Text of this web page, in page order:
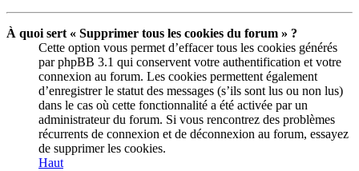
À quoi sert « Supprimer tous les cookies du forum » ?
Cette option vous permet d’effacer tous les cookies générés
par phpBB 3.1 qui conservent votre authentification et votre
connexion au forum. Les cookies permettent également
d’enregistrer le statut des messages (s’ils sont lus ou non lus)
dans le cas où cette fonctionnalité a été activée par un
administrateur du forum. Si vous rencontrez des problèmes
récurrents de connexion et de déconnexion au forum, essayez
de supprimer les cookies.
Haut